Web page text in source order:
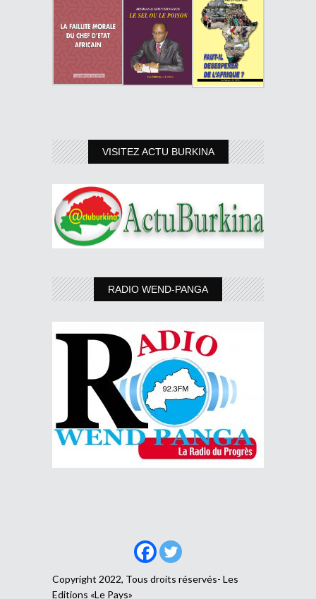
VISITEZ ACTU BURKINA
RADIO WEND-PANGA
Copyright 2022, Tous droits réservés- Les
Editions «Le Pays»